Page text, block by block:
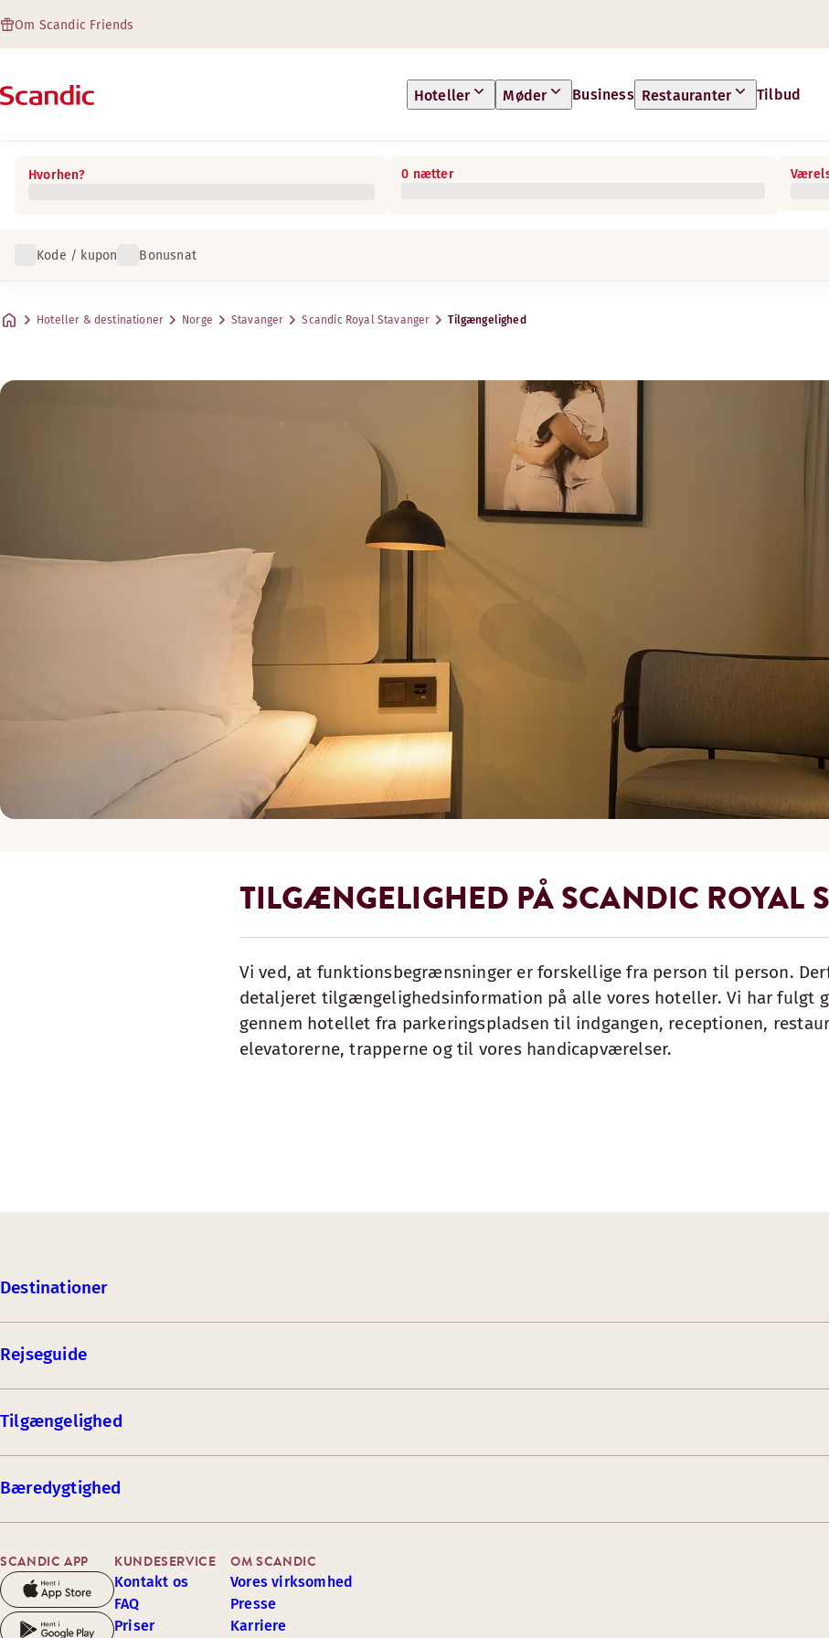
Om Scandic Friends
Hoteller Møder Business Restauranter Tilbud
Hvorhen? 0 nætter
Kode / kupon Bonusnat
Hoteller & destinationer Norge Stavanger Scandic Royal Stavanger Tilgængelighed
TILGÆNGELIGHED PÅ SCANDIC ROYAL
Vi ved, at funktionsbegrænsninger er forskellige fra person til person.
detaljeret tilgængelighedsinformation på alle vores hoteller. Vi har fulgt
gennem hotellet fra parkeringspladsen til indgangen, receptionen,
elevatorerne, trapperne og til vores handicapværelser.
Destinationer
Rejseguide
Tilgængelighed
Bæredygtighed
SCANDIC APP KUNDESERVICE
Kontakt os
FAQ
Priser
OM SCANDIC
Vores virksomhed
Presse
Karriere